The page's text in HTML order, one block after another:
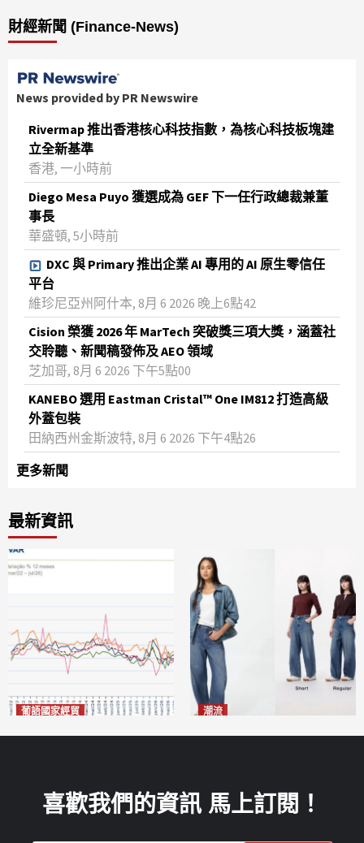
財經新聞 (Finance-News)
News provided by PR Newswire
Rivermap 推出香港核心科技指數，為核心科技板塊建
立全新基準
香港, 一小時前
Diego Mesa Puyo 獲選成為 GEF 下一任行政總裁兼董
事長
華盛頓, 5小時前
DXC 與 Primary 推出企業 AI 專用的 AI 原生零信任
平台
維珍尼亞州阿什本, 8月 6 2026 晚上6點42
Cision 榮獲 2026 年 MarTech 突破獎三項大獎，涵蓋社
交聆聽、新聞稿發佈及 AEO 領域
芝加哥, 8月 6 2026 下午5點00
KANEBO 選用 Eastman Cristal™ One IM812 打造高級
外蓋包裝
田納西州金斯波特, 8月 6 2026 下午4點26
更多新聞
最新資訊
葡語國家經貿 潮流
喜歡我們的資訊 馬上訂閱！